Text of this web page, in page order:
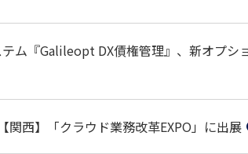
ム『Galileopt DX債権管理』、新オプシ
関西】「クラウド業務改革EXPO」に出展